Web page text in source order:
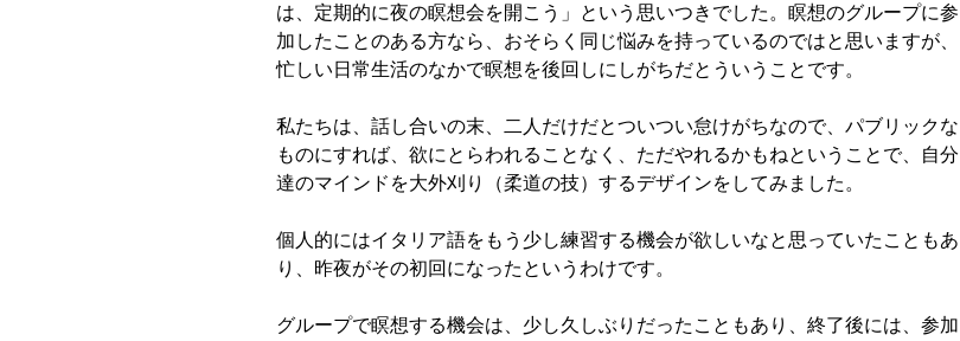
は、定期的に夜の瞑想会を開こう」という思いつきでした。瞑想のグループに参
加したことのある方なら、おそらく同じ悩みを持っているのではと思いますが、
忙しい日常生活のなかで瞑想を後回しにしがちだとういうことです。
私たちは、話し合いの末、二人だけだとついつい怠けがちなので、パブリックな
ものにすれば、欲にとらわれることなく、ただやれるかもねということで、自分
達のマインドを大外刈り（柔道の技）するデザインをしてみました。
個人的にはイタリア語をもう少し練習する機会が欲しいなと思っていたこともあ
り、昨夜がその初回になったというわけです。
グループで瞑想する機会は、少し久しぶりだったこともあり、終了後には、参加